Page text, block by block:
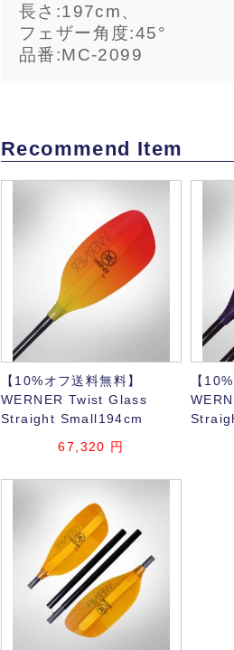
長さ:197cm、
フェザー角度:45°
品番:MC-2099
Recommend Item
【10%オフ送料無料】
WERNER Twist Glass
Straight Small194cm
67,320 円
【